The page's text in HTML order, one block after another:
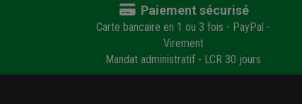
Paiement sécurisé
Carte bancaire en 1 ou 3 fois - PayPal -
Virement
Mandat administratif - LCR 30 jours